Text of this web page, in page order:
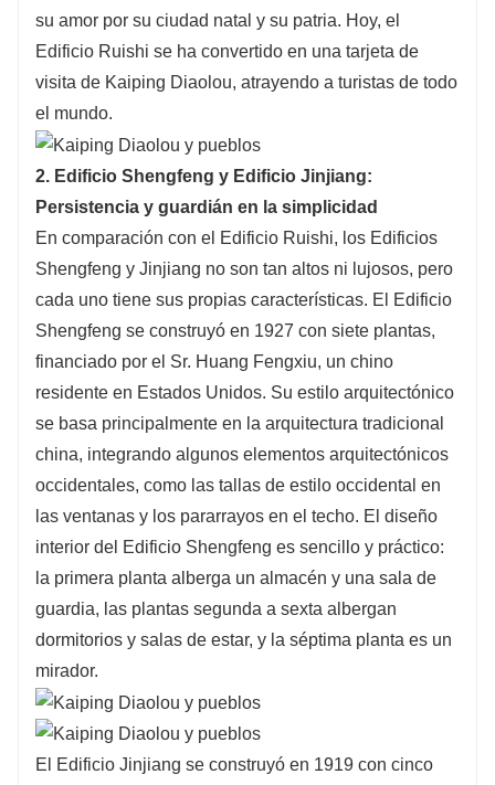
su amor por su ciudad natal y su patria. Hoy, el
Edificio Ruishi se ha convertido en una tarjeta de
visita de Kaiping Diaolou, atrayendo a turistas de todo
el mundo.
2. Edificio Shengfeng y Edificio Jinjiang:
Persistencia y guardián en la simplicidad
En comparación con el Edificio Ruishi, los Edificios
Shengfeng y Jinjiang no son tan altos ni lujosos, pero
cada uno tiene sus propias características. El Edificio
Shengfeng se construyó en 1927 con siete plantas,
financiado por el Sr. Huang Fengxiu, un chino
residente en Estados Unidos. Su estilo arquitectónico
se basa principalmente en la arquitectura tradicional
china, integrando algunos elementos arquitectónicos
occidentales, como las tallas de estilo occidental en
las ventanas y los pararrayos en el techo. El diseño
interior del Edificio Shengfeng es sencillo y práctico:
la primera planta alberga un almacén y una sala de
guardia, las plantas segunda a sexta albergan
dormitorios y salas de estar, y la séptima planta es un
mirador.
El Edificio Jinjiang se construyó en 1919 con cinco